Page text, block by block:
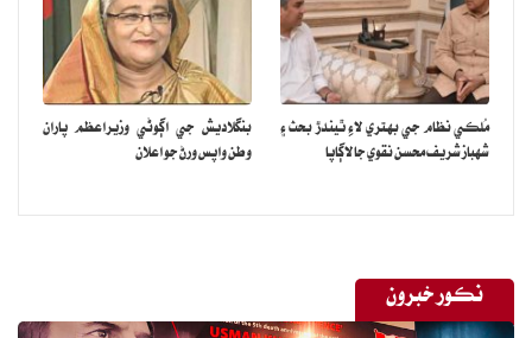
سسٽم جي خاتمي جو به وڏي واڪي اعلان ٿو ڪرڻو پوي. ان سسٽم جي
خاتمي کان پوءِ گذريل ڏيڍ مھيني دوران ڪراچيءَ جي مختلف علائقن ۾
غير قانوني طور اڏيل 300 جي لڳ ڀڳ عمارتون ڊاھي پٽ ڪيون ويون آھن،
جڏھن ته ذريعن جو چوڻ آھي ته گهٽ ۾ گهٽ سموري ڪراچيءَ ۾ 5 ھزار
بلڊنگس غير قانوني اڏيل آھن.
ئي آھن. سنڌ بلڊنگ ڪنٽرول اٿارٽي جا ڪرپٽ آفيسر جيڪي پوئين
سسٽم ۾ موجود ھئا انھن جا ڪيل ڪارناما ڪنھن کان به لڪيل ناھن
مُلڪي نظام جي بهتري لاءِ ٿيندڙ بحث ۽
شهباز شريف محسن نقوي جا لاڳاپا
بنگلاديش جي اڳوڻي وزيراعظم پاران
وطن واپس ورڻ جو اعلان
نڪور خبرون